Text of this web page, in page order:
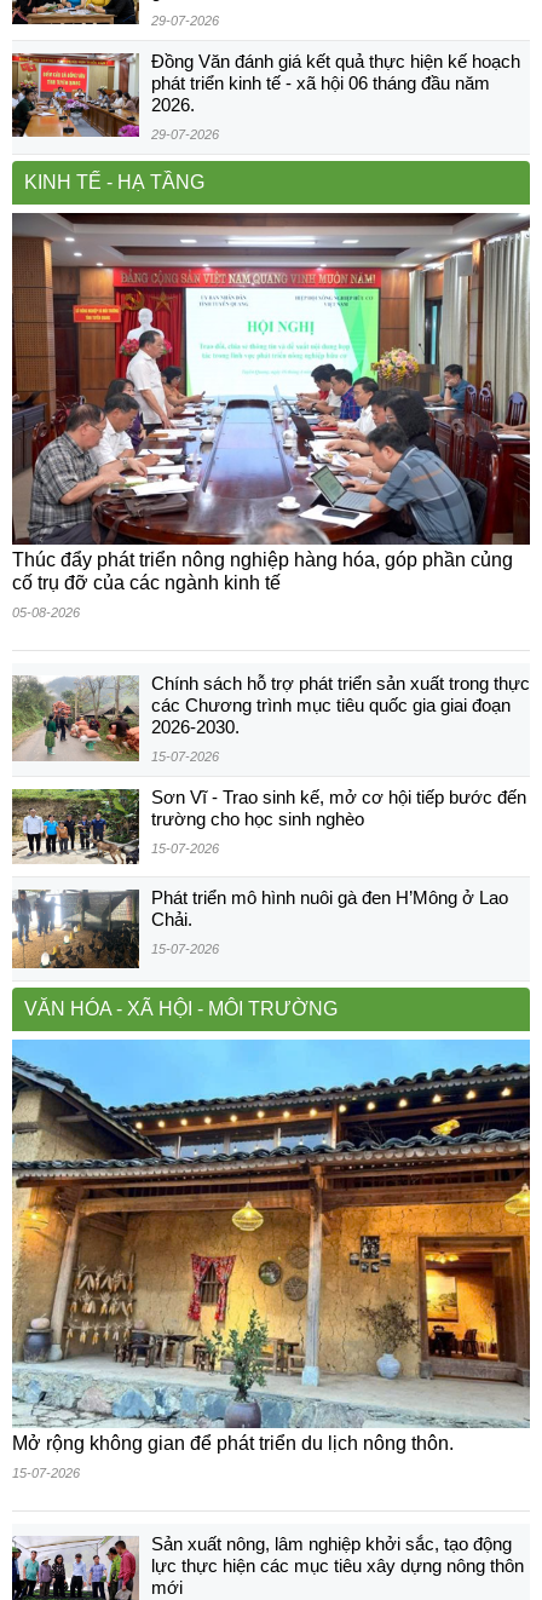
29-07-2026
Đồng Văn đánh giá kết quả thực hiện kế hoạch
phát triển kinh tế - xã hội 06 tháng đầu năm
2026.
29-07-2026
KINH TẾ - HẠ TẦNG
Thúc đẩy phát triển nông nghiệp hàng hóa, góp phần củng
cố trụ đỡ của các ngành kinh tế
05-08-2026
Chính sách hỗ trợ phát triển sản xuất trong thực
các Chương trình mục tiêu quốc gia giai đoạn
2026-2030.
15-07-2026
Sơn Vĩ - Trao sinh kế, mở cơ hội tiếp bước đến
trường cho học sinh nghèo
15-07-2026
Phát triển mô hình nuôi gà đen H’Mông ở Lao
Chải.
15-07-2026
VĂN HÓA - XÃ HỘI - MÔI TRƯỜNG
Mở rộng không gian để phát triển du lịch nông thôn.
15-07-2026
Sản xuất nông, lâm nghiệp khởi sắc, tạo động
lực thực hiện các mục tiêu xây dựng nông thôn
mới